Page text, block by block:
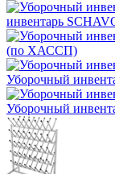
инвентарь
(по ХАССП)
Уборочный
Уборочный